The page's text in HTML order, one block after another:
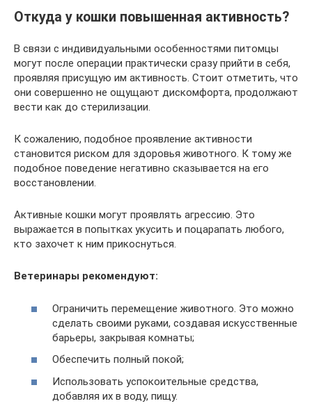
Откуда у кошки повышенная активность?
В связи с индивидуальными особенностями питомцы
могут после операции практически сразу прийти в себя,
проявляя присущую им активность. Стоит отметить, что
они совершенно не ощущают дискомфорта, продолжают
вести как до стерилизации.
К сожалению, подобное проявление активности
становится риском для здоровья животного. К тому же
подобное поведение негативно сказывается на его
восстановлении.
Активные кошки могут проявлять агрессию. Это
выражается в попытках укусить и поцарапать любого,
кто захочет к ним прикоснуться.
Ветеринары рекомендуют:
Ограничить перемещение животного. Это можно
сделать своими руками, создавая искусственные
барьеры, закрывая комнаты;
Обеспечить полный покой;
Использовать успокоительные средства,
добавляя их в воду, пищу.